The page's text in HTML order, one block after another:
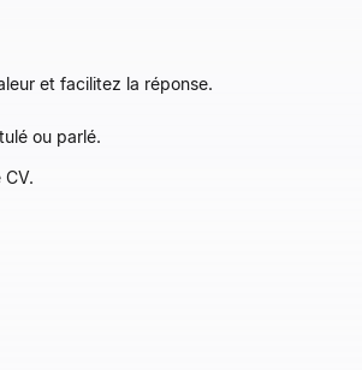
et facilitez la réponse.
ou parlé.